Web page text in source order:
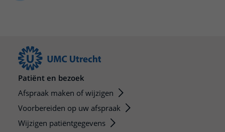
Onderzoeken en diagnostiek
Wijzigen patiëntgegevens
Mijn UMC Utrecht patiëntportaal
Kwaliteit en veiligheid
Wegwijs in het ziekenhuis
Contact met polikliniek
Contact met verpleegafdeling
Zorgverlenersportaal
Onderwijs
Werken bij het UMC Utrecht
Patiënt en bezoek
Afspraak maken of wijzigen
Voorbereiden op uw afspraak
Wijzigen patiëntgegevens